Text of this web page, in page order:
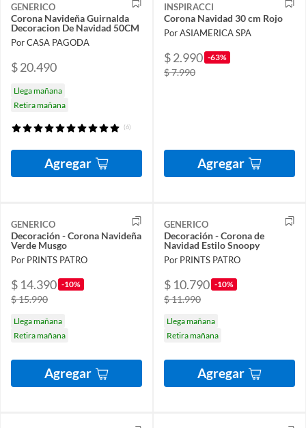
GENERICO
Corona Navideña Guirnalda
Decoracion De Navidad 50CM
Por CASA PAGODA
$ 20.490
Llega mañana
Retira mañana
(6)
Agregar
INSPIRACCI
Corona Navidad 30 cm Rojo
Por ASIAMERICA SPA
$ 2.990 -63%
$ 7.990
Agregar
GENERICO
Decoración - Corona Navideña
Verde Musgo
Por PRINTS PATRO
$ 14.390 -10%
$ 15.990
Llega mañana
Retira mañana
Agregar
GENERICO
Decoración - Corona de
Navidad Estilo Snoopy
Por PRINTS PATRO
$ 10.790 -10%
$ 11.990
Llega mañana
Retira mañana
Agregar